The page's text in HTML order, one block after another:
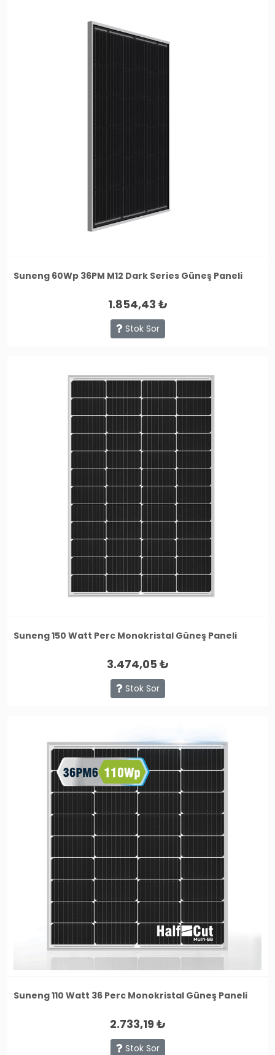
Suneng 60Wp 36PM M12 Dark Series Güneş Paneli
1.854,43 ₺
Stok Sor
Suneng 150 Watt Perc Monokristal Güneş Paneli
3.474,05 ₺
Stok Sor
Suneng 110 Watt 36 Perc Monokristal Güneş Paneli
2.733,19 ₺
Stok Sor